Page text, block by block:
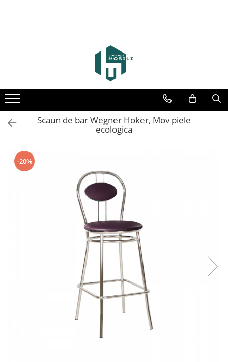
Scaun de bar Wegner Hoker, Mov piele
ecologica
-20%